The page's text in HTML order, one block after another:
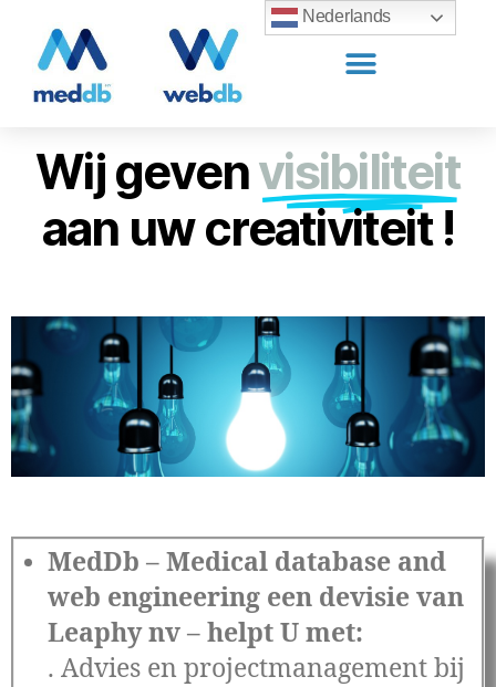
Wij gevenvisibiliteit
aan uw creativiteit !
MedDb – Medical database and
web engineering een devisie van
Leaphy nv – helpt U met:
. Advies en projectmanagement bij
Nederlands